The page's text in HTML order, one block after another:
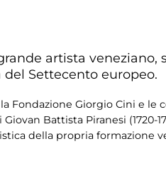
artista veneziano,
Settecento europeo.
Fondazione Giorgio Cini e le
Battista Piranesi (1720-
della propria formazione